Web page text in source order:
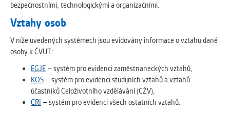
bezpečnostními, technologickými a organizačními.
Vztahy osob
V níže uvedených systémech jsou evidovány informace o vztahu dané
osoby k ČVUT:
EGJE – systém pro evidenci zaměstnaneckých vztahů,
KOS – systém pro evidenci studijních vztahů a vztahů
účastníků Celoživotního vzdělávání (CŽV),
CRI – systém pro evidenci všech ostatních vztahů.